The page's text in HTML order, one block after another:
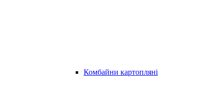
Комбайни картопляні